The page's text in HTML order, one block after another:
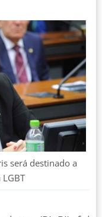
será destinado a